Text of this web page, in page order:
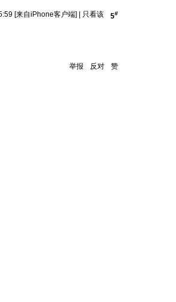
5#
[来自iPhone客户端]
只看该
举报 反对 赞